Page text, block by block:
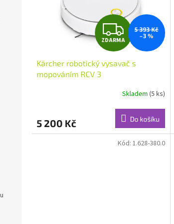
Z
D
A
R
M
A
ZDARMA
5 393 Kč
–3 %
Kärcher robotický vysavač s
mopováním RCV 3
Skladem (5 ks)
5 200 Kč Do košíku
Kód: 1.628-380.0